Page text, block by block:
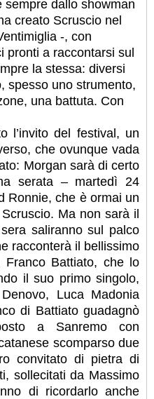
dallo showman
creato Scruscio nel
-, con
pronti a raccontarsi sul
la stessa: diversi
spesso uno strumento,
una battuta. Con
l’invito del festival, un
che ovunque vada
Morgan sarà di certo
serata – martedì 24
Ronnie, che è ormai un
Ma non sarà il
saliranno sul palco
racconterà il bellissimo
Battiato, che lo
il suo primo singolo,
Denovo, Luca Madonia
di Battiato guadagnò
a Sanremo con
scomparso due
convitato di pietra di
sollecitati da Massimo
di ricordarlo anche